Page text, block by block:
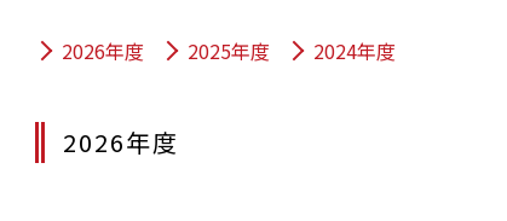
2026年度 2025年度 2024年度
2026年度